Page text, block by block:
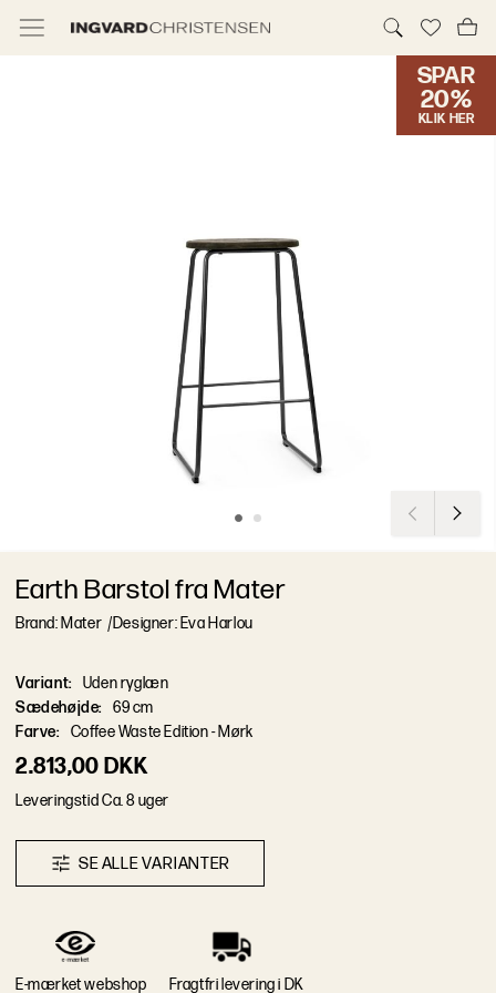
SPAR
20%
KLIK HER
2.813,00 DKK
Leveringstid Ca. 8 uger
Earth Barstol fra Mater
Brand: Mater /Designer: Eva Harlou
SEALLEVAR ANTER
Variant:
Uden ryglæn
Sædehøjde:
69 cm
Farve: Coffee Waste Edition - Mørk
E-mærket webshop Fragtfri levering i DK